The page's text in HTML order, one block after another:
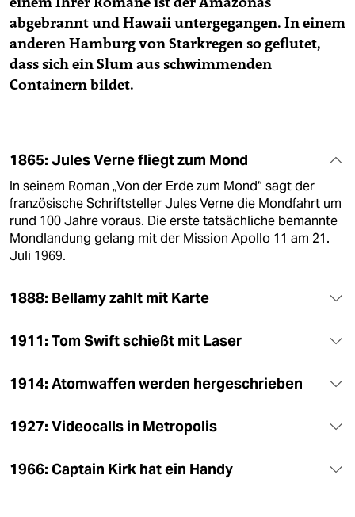
abgebrannt und Hawaii untergegangen. In einem
anderen Hamburg von Starkregen so geflutet,
dass sich ein Slum aus schwimmenden
Containern bildet.
1865: Jules Verne fliegt zum Mond
In seinem Roman „Von der Erde zum Mond“ sagt der
französische Schriftsteller Jules Verne die Mondfahrt um
rund 100 Jahre voraus. Die erste tatsächliche bemannte
Mondlandung gelang mit der Mission Apollo 11 am 21.
Juli 1969.
1888: Bellamy zahlt mit Karte
1911: Tom Swift schießt mit Laser
1914: Atomwaffen werden hergeschrieben
1927: Videocalls in Metropolis
1966: Captain Kirk hat ein Handy